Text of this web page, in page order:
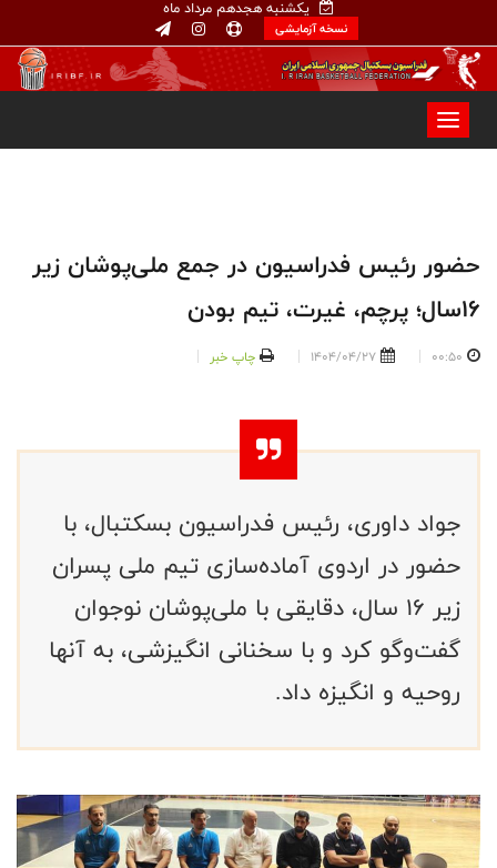
یکشنبه هجدهم مرداد ماه
نسخه آزمایشی
حضور رئیس فدراسیون در جمع ملی‌پوشان زیر
۱۶سال؛ پرچم، غیرت، تیم بودن
00:50
1404/04/27 چاپ خبر
جواد داوری، رئیس فدراسیون بسکتبال، با
حضور در اردوی آماده‌سازی تیم ملی پسران
زیر ۱۶ سال، دقایقی با ملی‌پوشان نوجوان
گفت‌وگو کرد و با سخنانی انگیزشی، به آنها
روحیه و انگیزه داد.